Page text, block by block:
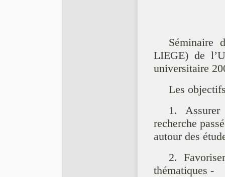
Séminaire
LIEGE) de
universitaire
Les
1.
recherche
autour des
2.
thématiques -